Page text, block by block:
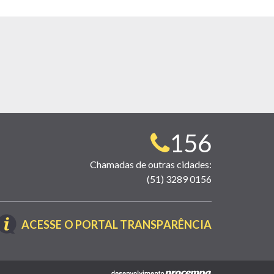
Telefone
para
contato:
156
Chamadas de outras cidades:
(51) 3289 0156
ACESSE O PORTAL TRANSPARÊNCIA(LINK